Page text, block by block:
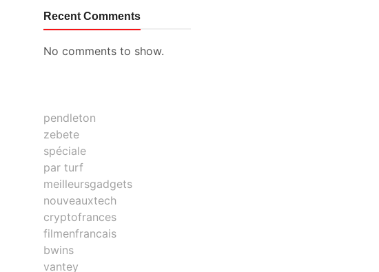
Recent Comments
No comments to show.
pendleton
zebete
spéciale
par turf
meilleursgadgets
nouveauxtech
cryptofrances
filmenfrancais
bwins
vantey